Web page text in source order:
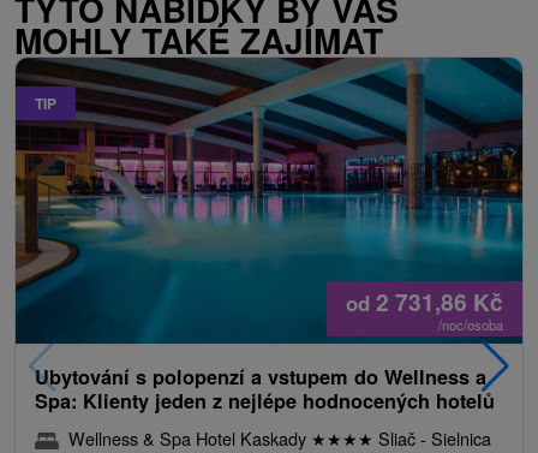
MOHLY TAKÉ ZAJÍMAT
TIP
od 2 731,86 Kč
/noc/osoba
Ubytování s polopenzí a vstupem do Wellness a
Spa: Klienty jeden z nejlépe hodnocených hotelů
Wellness & Spa Hotel Kaskady ★★★★ Sliač - Sielnica